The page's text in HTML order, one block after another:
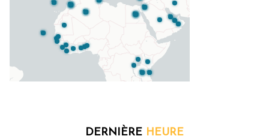
DERNIÈRE HEURE